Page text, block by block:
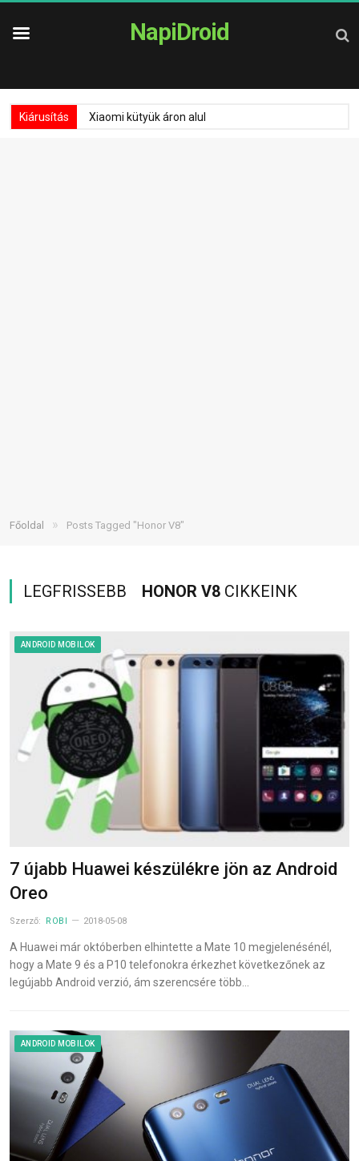
NapiDroid
Kiárusítás Xiaomi kütyük áron alul
Főoldal » Posts Tagged "Honor V8"
LEGFRISSEBB HONOR V8 CIKKEINK
ANDROID MOBILOK
7 újabb Huawei készülékre jön az Android
Oreo
Szerző: ROBI 2018-05-08
A Huawei már októberben elhintette a Mate 10 megjelenésénél,
hogy a Mate 9 és a P10 telefonokra érkezhet következőnek az
legújabb Android verzió, ám szerencsére több…
ANDROID MOBILOK